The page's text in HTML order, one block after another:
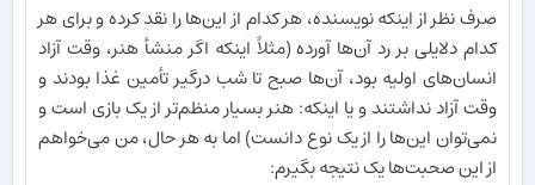
صرف نظر از اینکه نویسنده، هر کدام از این‌ها را نقد کرده و برای هر
کدام دلایلی بر رد آن‌ها آورده (مثلاً اینکه اگر منشأ هنر، وقت آزاد
انسان‌های اولیه بود، آن‌ها صبح تا شب درگیر تأمین غذا بودند و
وقت آزاد نداشتند و یا اینکه: هنر بسیار منظم‌تر از یک بازی است و
نمی‌توان این‌ها را از یک نوع دانست) اما به هر حال، من می‌خواهم
از این صحبت‌ها یک نتیجه بگیرم: